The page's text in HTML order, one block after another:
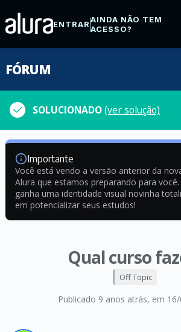
ENTRARAINDA NÃO TEM
ACESSO?
FÓRUM
SOLUCIONADO(ver solução)
Importante
Você está vendo a versão anterior da
Alura que estamos preparando para você.
ganha uma identidade visual novinha
em potencializar seus estudos!
Qual curso
Publicado 9 anos atrás, em
Off Topic